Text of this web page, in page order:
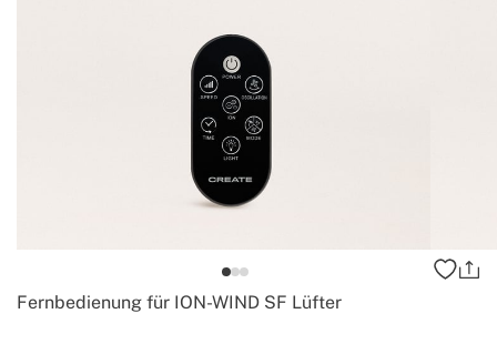
Fernbedienung für ION-WIND SF Lüfter